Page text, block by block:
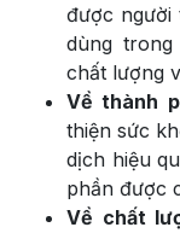
được người
dùng
chất lượng
Về thành
thiện sức
dịch hiệu
phần được
Về chất